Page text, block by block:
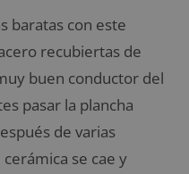
baratas con este
recubiertas de
buen conductor del
pasar la plancha
de varias
se cae y